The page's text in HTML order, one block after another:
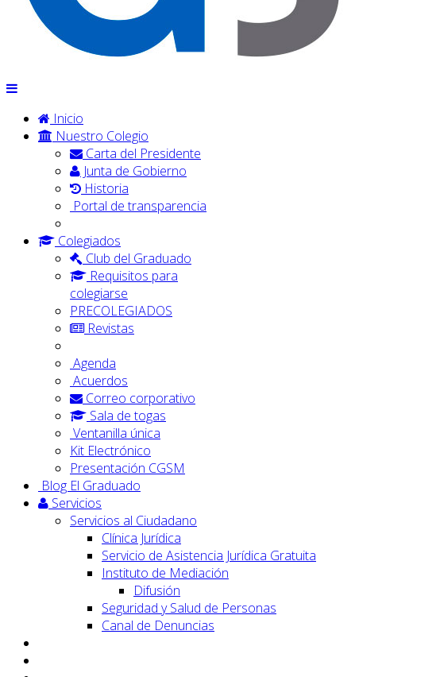
Inicio
Nuestro Colegio
Carta del Presidente
Junta de Gobierno
Historia
Portal de transparencia
Colegiados
Club del Graduado
Requisitos para
colegiarse
PRECOLEGIADOS
Revistas
Agenda
Acuerdos
Correo corporativo
Sala de togas
Ventanilla única
Kit Electrónico
Presentación CGSM
Blog El Graduado
Servicios
Servicios al Ciudadano
Clínica Jurídica
Servicio de Asistencia Jurídica Gratuita
Instituto de Mediación
Difusión
Seguridad y Salud de Personas
Canal de Denuncias